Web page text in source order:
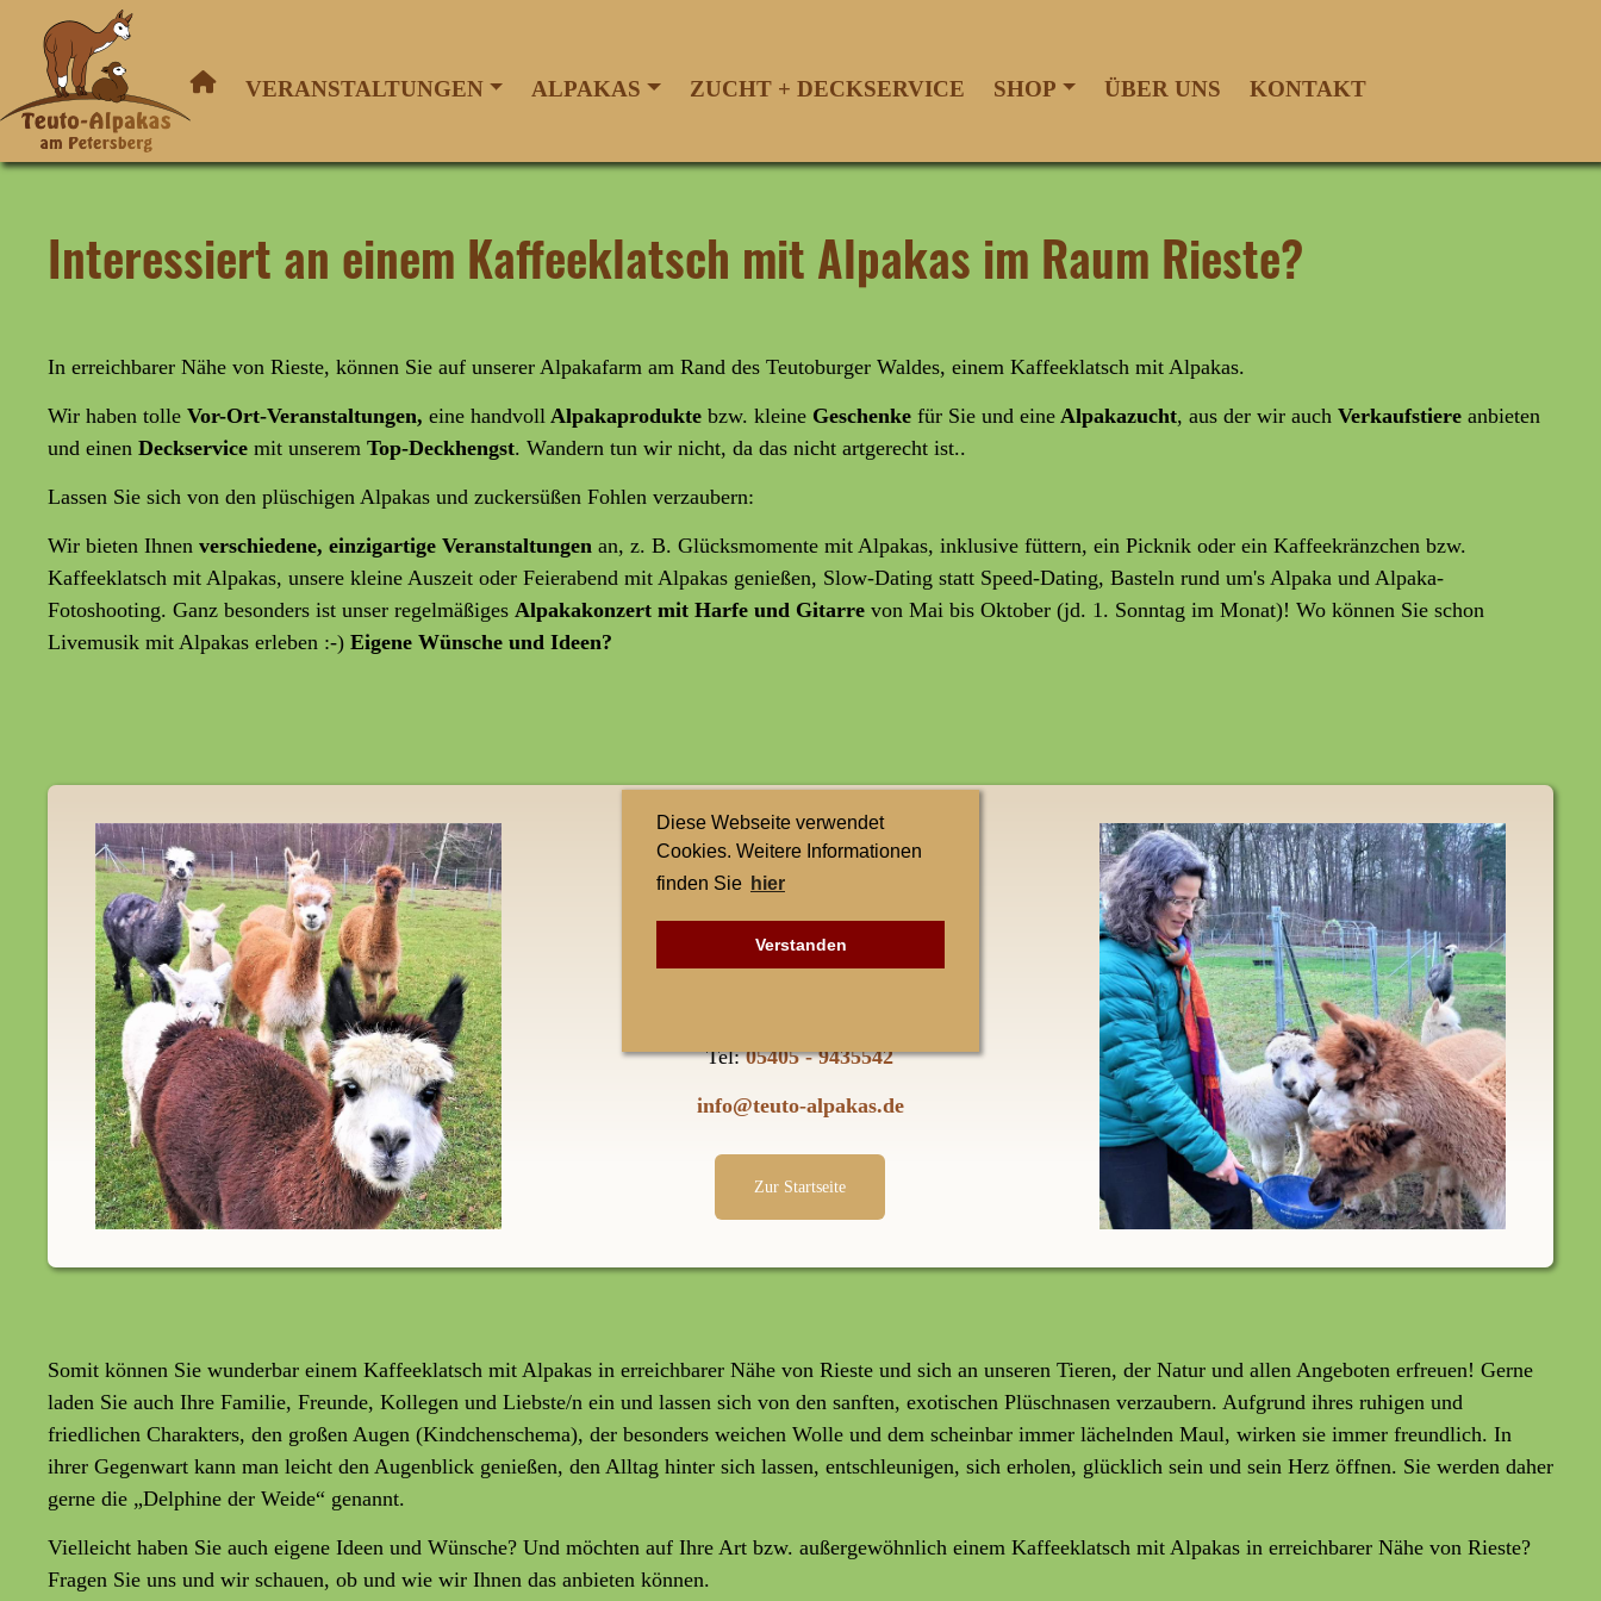
Diese Webseite verwendet
Cookies. Weitere Informationen
finden Sie hier
Verstanden
VERANSTALTUNGEN ALPAKAS ZUCHT + DECKSERVICE SHOP ÜBER UNS KONTAKT
Interessiert an einem Kaffeeklatsch mit Alpakas im Raum Rieste?
In erreichbarer Nähe von Rieste, können Sie auf unserer Alpakafarm am Rand des Teutoburger Waldes, einem Kaffeeklatsch mit Alpakas.
Wir haben tolle Vor-Ort-Veranstaltungen, eine handvoll Alpakaprodukte bzw. kleine Geschenke für Sie und eine Alpakazucht, aus der wir auch Verkaufstiere anbieten
und einen Deckservice mit unserem Top-Deckhengst. Wandern tun wir nicht, da das nicht artgerecht ist..
Lassen Sie sich von den plüschigen Alpakas und zuckersüßen Fohlen verzaubern:
Wir bieten Ihnen verschiedene, einzigartige Veranstaltungen an, z. B. Glücksmomente mit Alpakas, inklusive füttern, ein Picknik oder ein Kaffeekränzchen bzw.
Kaffeeklatsch mit Alpakas, unsere kleine Auszeit oder Feierabend mit Alpakas genießen, Slow-Dating statt Speed-Dating, Basteln rund um's Alpaka und Alpaka-
Fotoshooting. Ganz besonders ist unser regelmäßiges Alpakakonzert mit Harfe und Gitarre von Mai bis Oktober (jd. 1. Sonntag im Monat)! Wo können Sie schon
Livemusik mit Alpakas erleben :-) Eigene Wünsche und Ideen?
Kontakt
Elke Singh
Petersberg 1
Tel:05405 - 9435542
info@teuto-alpakas.de
Zur Startseite
Somit können Sie wunderbar einem Kaffeeklatsch mit Alpakas in erreichbarer Nähe von Rieste und sich an unseren Tieren, der Natur und allen Angeboten erfreuen! Gerne
laden Sie auch Ihre Familie, Freunde, Kollegen und Liebste/n ein und lassen sich von den sanften, exotischen Plüschnasen verzaubern. Aufgrund ihres ruhigen und
friedlichen Charakters, den großen Augen (Kindchenschema), der besonders weichen Wolle und dem scheinbar immer lächelnden Maul, wirken sie immer freundlich. In
ihrer Gegenwart kann man leicht den Augenblick genießen, den Alltag hinter sich lassen, entschleunigen, sich erholen, glücklich sein und sein Herz öffnen. Sie werden daher
gerne die „Delphine der Weide“ genannt.
Vielleicht haben Sie auch eigene Ideen und Wünsche? Und möchten auf Ihre Art bzw. außergewöhnlich einem Kaffeeklatsch mit Alpakas in erreichbarer Nähe von Rieste?
Fragen Sie uns und wir schauen, ob und wie wir Ihnen das anbieten können.